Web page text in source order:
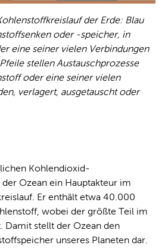
der Erde: Blau
oder -speicher, in
eine seiner vielen Verbindungen
stellen Austauschprozesse
oder eine seiner vielen
verlagert, ausgetauscht oder
Kohlendioxid-
Ozean ein Hauptakteur im
Er enthält etwa 40.000
wobei der größte Teil im
Damit stellt der Ozean den
unseres Planeten dar.